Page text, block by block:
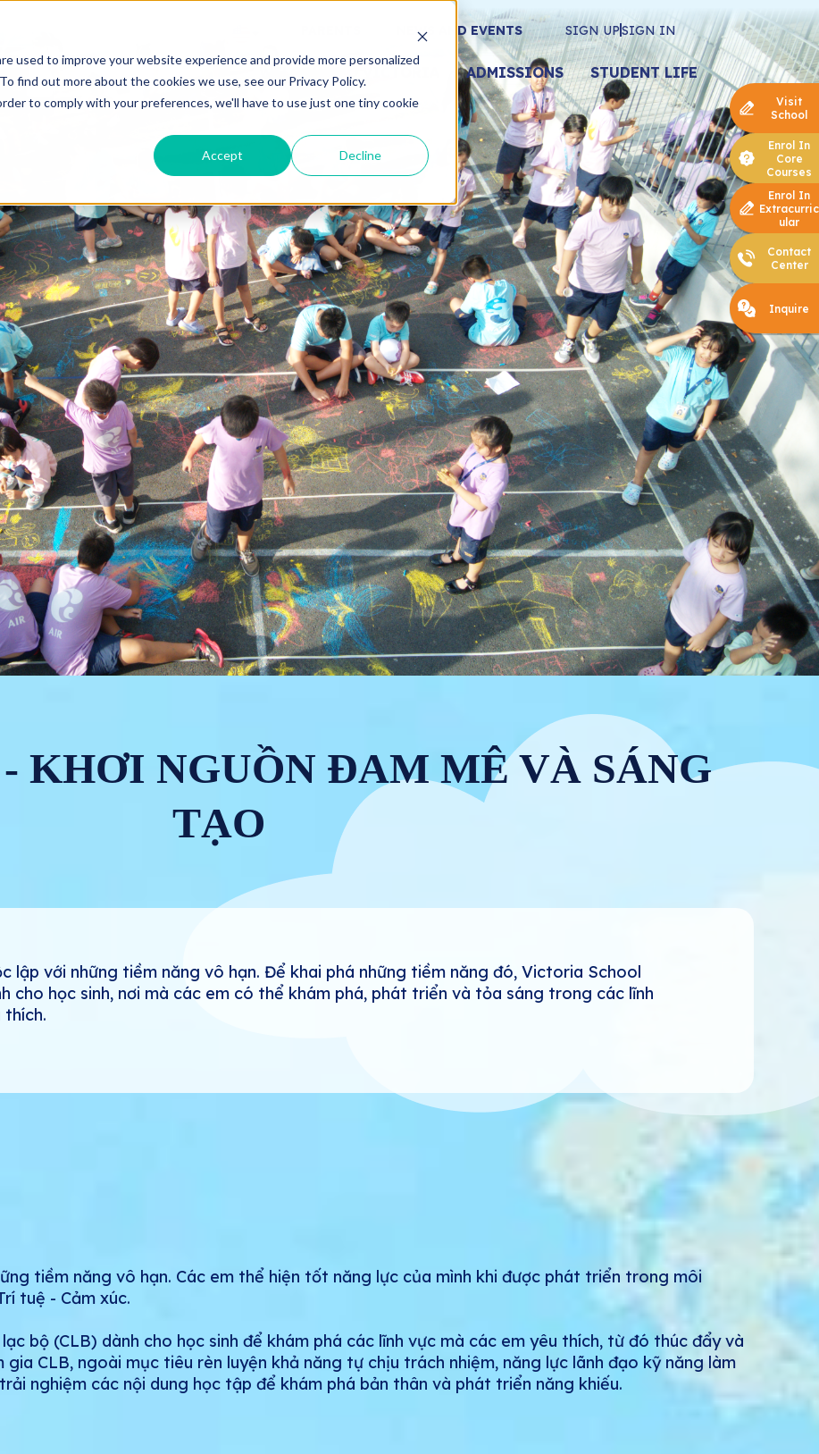
used to improve your website experience and provide more personalized
find out more about the cookies we use, see our Privacy Policy.
to comply with your preferences, we'll have to use just one tiny cookie
Accept Decline
NEWS AND EVENTS SIGN UPSIGN IN
WELCOME TO VICTORIA ADMISSIONS STUDENT LIFE
KHƠI NGUỒN ĐAM MÊ VÀ SÁNG
TẠO
lập với những tiềm năng vô hạn. Để khai phá những tiềm năng đó, Victoria School
cho học sinh, nơi mà các em có thể khám phá, phát triển và tỏa sáng trong các lĩnh
thích.
tiềm năng vô hạn. Các em thể hiện tốt năng lực của mình khi được phát triển trong môi
tuệ - Cảm xúc.
bộ (CLB) dành cho học sinh để khám phá các lĩnh vực mà các em yêu thích, từ đó thúc đẩy và
CLB, ngoài mục tiêu rèn luyện khả năng tự chịu trách nhiệm, năng lực lãnh đạo kỹ năng làm
nghiệm các nội dung học tập để khám phá bản thân và phát triển năng khiếu.
Visit
School
Enrol In
Core
Courses
Enrol In
Extracurric
ular
Contact
Center
Inquire